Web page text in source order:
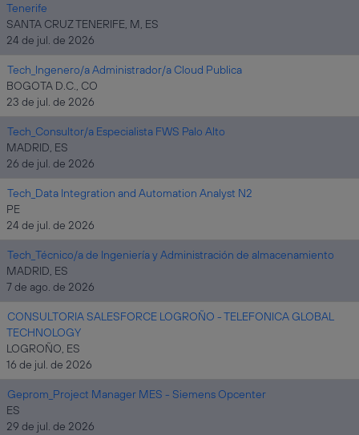
Tenerife
SANTA CRUZ TENERIFE, M, ES
24 de jul. de 2026
Tech_Ingenero/a Administrador/a Cloud Publica
BOGOTA D.C., CO
23 de jul. de 2026
Tech_Consultor/a Especialista FWS Palo Alto
MADRID, ES
26 de jul. de 2026
Tech_Data Integration and Automation Analyst N2
PE
24 de jul. de 2026
Tech_Técnico/a de Ingeniería y Administración de almacenamiento
MADRID, ES
7 de ago. de 2026
CONSULTORIA SALESFORCE LOGROÑO - TELEFONICA GLOBAL
TECHNOLOGY
LOGROÑO, ES
16 de jul. de 2026
Geprom_Project Manager MES - Siemens Opcenter
ES
29 de jul. de 2026